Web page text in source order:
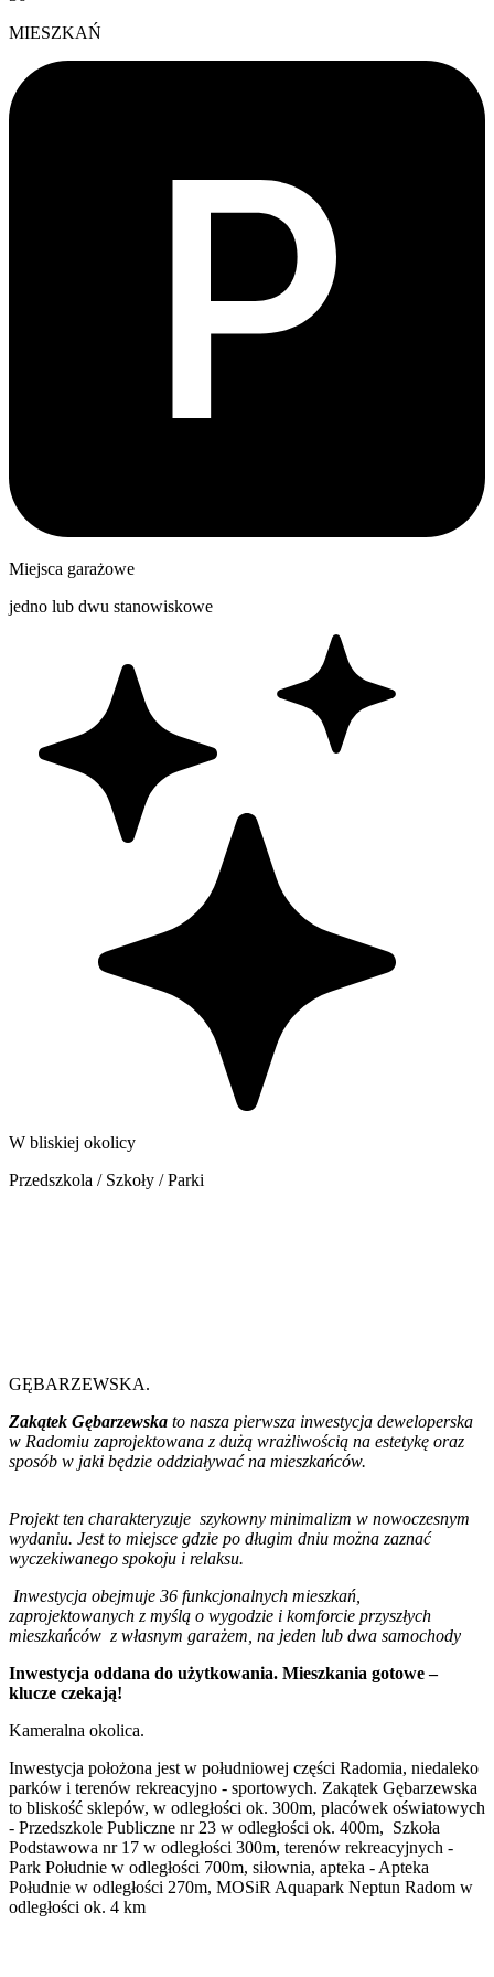
MIESZKAŃ
Miejsca garażowe
jedno lub dwu stanowiskowe
W bliskiej okolicy
Przedszkola / Szkoły / Parki
GĘBARZEWSKA.
Zakątek Gębarzewska to nasza pierwsza inwestycja deweloperska
w Radomiu zaprojektowana z dużą wrażliwością na estetykę oraz
sposób w jaki będzie oddziaływać na mieszkańców.
Projekt ten charakteryzuje szykowny minimalizm w nowoczesnym
wydaniu. Jest to miejsce gdzie po długim dniu można zaznać
wyczekiwanego spokoju i relaksu.
Inwestycja obejmuje 36 funkcjonalnych mieszkań,
zaprojektowanych z myślą o wygodzie i komforcie przyszłych
mieszkańców z własnym garażem, na jeden lub dwa samochody
Inwestycja oddana do użytkowania. Mieszkania gotowe –
klucze czekają!
Kameralna okolica.
Inwestycja położona jest w południowej części Radomia, niedaleko
parków i terenów rekreacyjno - sportowych. Zakątek Gębarzewska
to bliskość sklepów, w odległości ok. 300m, placówek oświatowych
- Przedszkole Publiczne nr 23 w odległości ok. 400m, Szkoła
Podstawowa nr 17 w odległości 300m, terenów rekreacyjnych -
Park Południe w odległości 700m, siłownia, apteka - Apteka
Południe w odległości 270m, MOSiR Aquapark Neptun Radom w
odległości ok. 4 km